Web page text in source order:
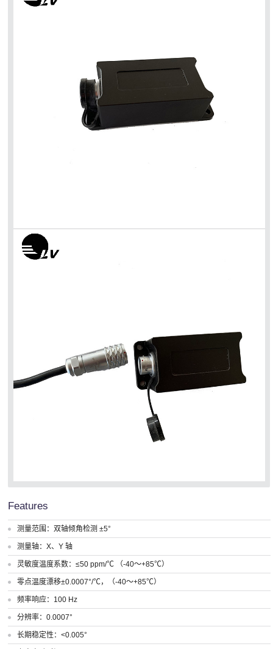
Features
测量范围：双轴倾角检测 ±5°
测量轴：X、Y 轴
灵敏度温度系数：≤50 ppm/℃ （-40～+85℃）
零点温度漂移±0.0007°/℃，（-40～+85℃）
频率响应：100 Hz
分辨率：0.0007°
长期稳定性：<0.005°